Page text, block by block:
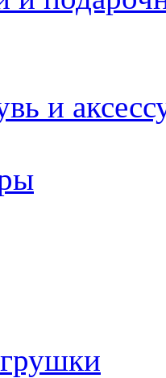
и